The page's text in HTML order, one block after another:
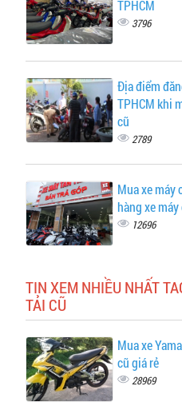
TPHCM
3796
Địa điểm
TPHCM khi
cũ
2789
Mua xe máy
hàng xe
12696
TIN XEM NHIỀU NHẤT
TẢI CŨ
Mua xe
cũ giá rẻ
28969